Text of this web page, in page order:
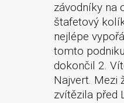
závodníky na
štafetový
nejlépe
tomto
dokončil 2.
Najvert. Mezi
zvítězila před